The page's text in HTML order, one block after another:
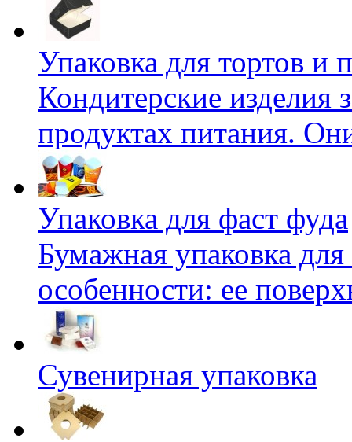
Упаковка для тортов и
Кондитерские изделия
продуктах питания.
Упаковка для фаст фуда
Бумажная упаковка
особенности: ее
Сувенирная упаковка